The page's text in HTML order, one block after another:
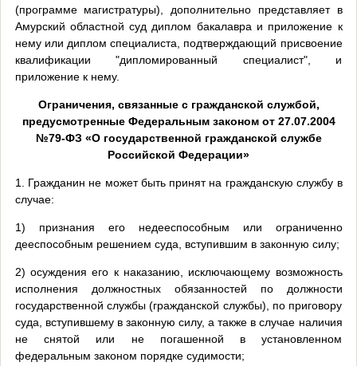
(программе магистратуры), дополнительно представляет в
Амурский областной суд диплом бакалавра и приложение к
нему или диплом специалиста, подтверждающий присвоение
квалификации "дипломированный специалист", и
приложение к нему.
Ограничения, связанные с гражданской службой,
предусмотренные Федеральным законом от 27.07.2004
№79-ФЗ «О государственной гражданской службе
Российской Федерации»
1. Гражданин не может быть принят на гражданскую службу в
случае:
1) признания его недееспособным или ограниченно
дееспособным решением суда, вступившим в законную силу;
2) осуждения его к наказанию, исключающему возможность
исполнения должностных обязанностей по должности
государственной службы (гражданской службы), по приговору
суда, вступившему в законную силу, а также в случае наличия
не снятой или не погашенной в установленном
федеральным законом порядке судимости;